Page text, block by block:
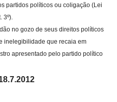
partidos políticos ou coligação (Lei
3º).
no gozo de seus direitos políticos
inelegibilidade que recaia em
apresentado pelo partido político
2012